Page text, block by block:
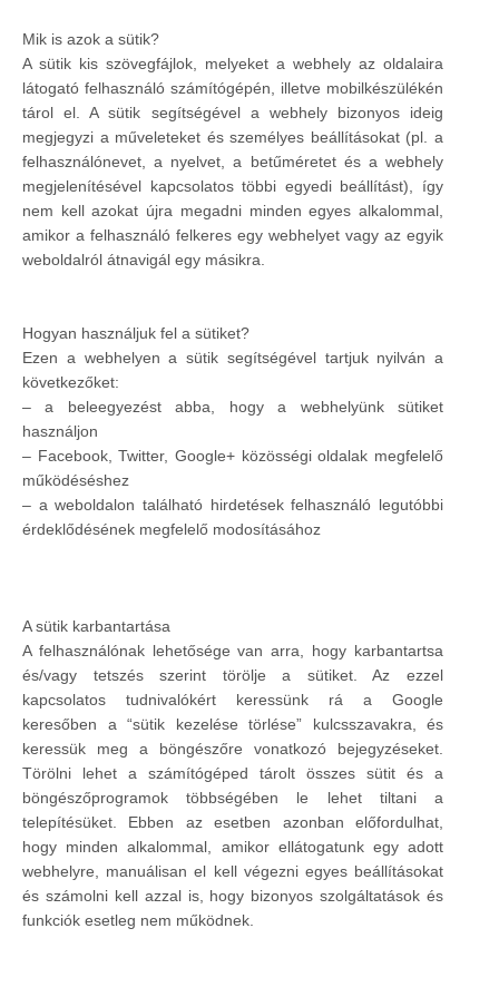
Mik is azok a sütik?
A sütik kis szövegfájlok, melyeket a webhely az oldalaira
látogató felhasználó számítógépén, illetve mobilkészülékén
tárol el. A sütik segítségével a webhely bizonyos ideig
megjegyzi a műveleteket és személyes beállításokat (pl. a
felhasználónevet, a nyelvet, a betűméretet és a webhely
megjelenítésével kapcsolatos többi egyedi beállítást), így
nem kell azokat újra megadni minden egyes alkalommal,
amikor a felhasználó felkeres egy webhelyet vagy az egyik
weboldalról átnavigál egy másikra.
Hogyan használjuk fel a sütiket?
Ezen a webhelyen a sütik segítségével tartjuk nyilván a
következőket:
– a beleegyezést abba, hogy a webhelyünk sütiket
használjon
– Facebook, Twitter, Google+ közösségi oldalak megfelelő
működéséshez
– a weboldalon található hirdetések felhasználó legutóbbi
érdeklődésének megfelelő modosításához
A sütik karbantartása
A felhasználónak lehetősége van arra, hogy karbantartsa
és/vagy tetszés szerint törölje a sütiket. Az ezzel
kapcsolatos tudnivalókért keressünk rá a Google
keresőben a “sütik kezelése törlése” kulcsszavakra, és
keressük meg a böngészőre vonatkozó bejegyzéseket.
Törölni lehet a számítógéped tárolt összes sütit és a
böngészőprogramok többségében le lehet tiltani a
telepítésüket. Ebben az esetben azonban előfordulhat,
hogy minden alkalommal, amikor ellátogatunk egy adott
webhelyre, manuálisan el kell végezni egyes beállításokat
és számolni kell azzal is, hogy bizonyos szolgáltatások és
funkciók esetleg nem működnek.